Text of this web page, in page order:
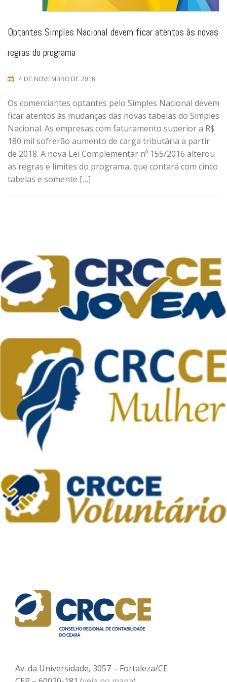
Optantes Simples Nacional devem ficar atentos às novas
regras do programa
4 DE NOVEMBRO DE 2016
Os comerciantes optantes pelo Simples Nacional devem
ficar atentos às mudanças das novas tabelas do Simples
Nacional. As empresas com faturamento superior a R$
180 mil sofrerão aumento de carga tributária a partir
de 2018. A nova Lei Complementar nº 155/2016 alterou
as regras e limites do programa, que contará com cinco
tabelas e somente […]
Av. da Universidade, 3057 – Fortaleza/CE